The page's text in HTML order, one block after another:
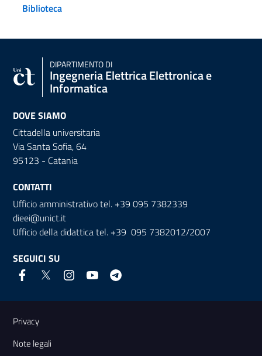
Biblioteca
DIPARTIMENTO DI
Ingegneria Elettrica Elettronica e
Informatica
DOVE SIAMO
Cittadella universitaria
Via Santa Sofia, 64
95123 - Catania
CONTATTI
Ufficio amministrativo tel. +39 095 7382339
dieei@unict.it
Ufficio della didattica tel. +39 095 7382012/2007
SEGUICI SU
Link e informazioni utili
Privacy
Note legali